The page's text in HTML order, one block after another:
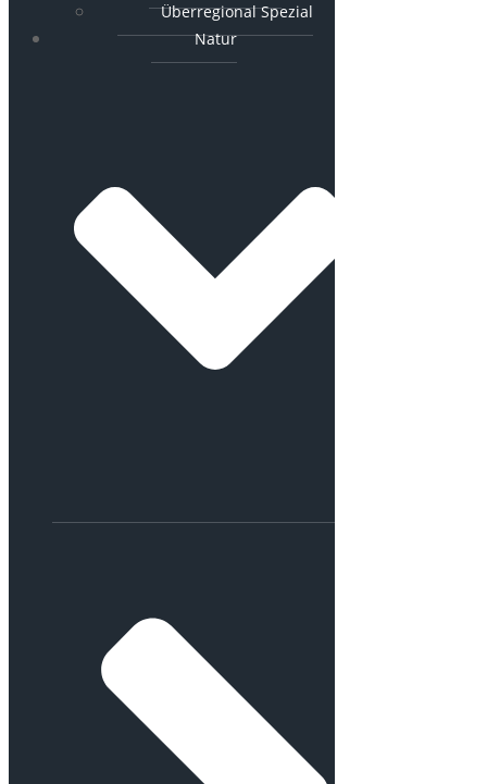
Überregional Spezial
Natur